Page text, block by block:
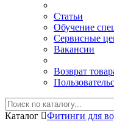
Статьи
Обучение
Сервисные
Вакансии
Возврат
Каталог Фитинги для